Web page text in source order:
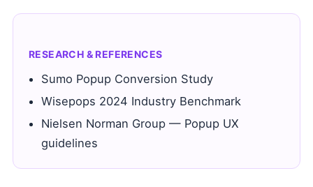
RESEARCH & REFERENCES
Sumo Popup Conversion Study
Wisepops 2024 Industry Benchmark
Nielsen Norman Group — Popup UX
guidelines